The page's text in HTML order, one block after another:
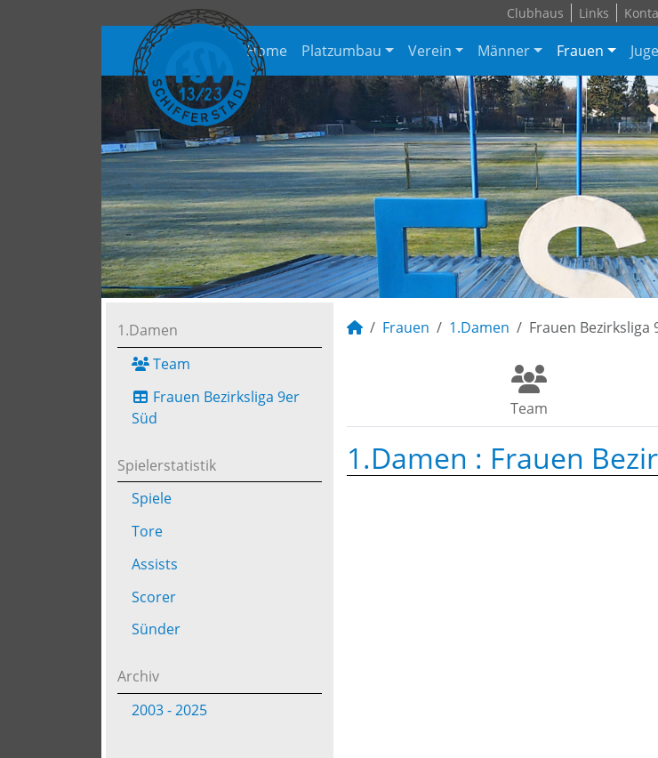
Clubhaus Links
Home Platzumbau Verein Männer Frauen
1.Damen
Team
Frauen Bezirksliga 9er
Süd
Spielerstatistik
Spiele
Tore
Assists
Scorer
Sünder
Archiv
2003 - 2025
Frauen 1.Damen Frauen Bezirksliga
Team
1.Damen : Frauen